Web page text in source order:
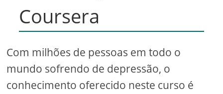
Coursera
Com milhões de pessoas em todo o
mundo sofrendo de depressão, o
conhecimento oferecido neste curso é